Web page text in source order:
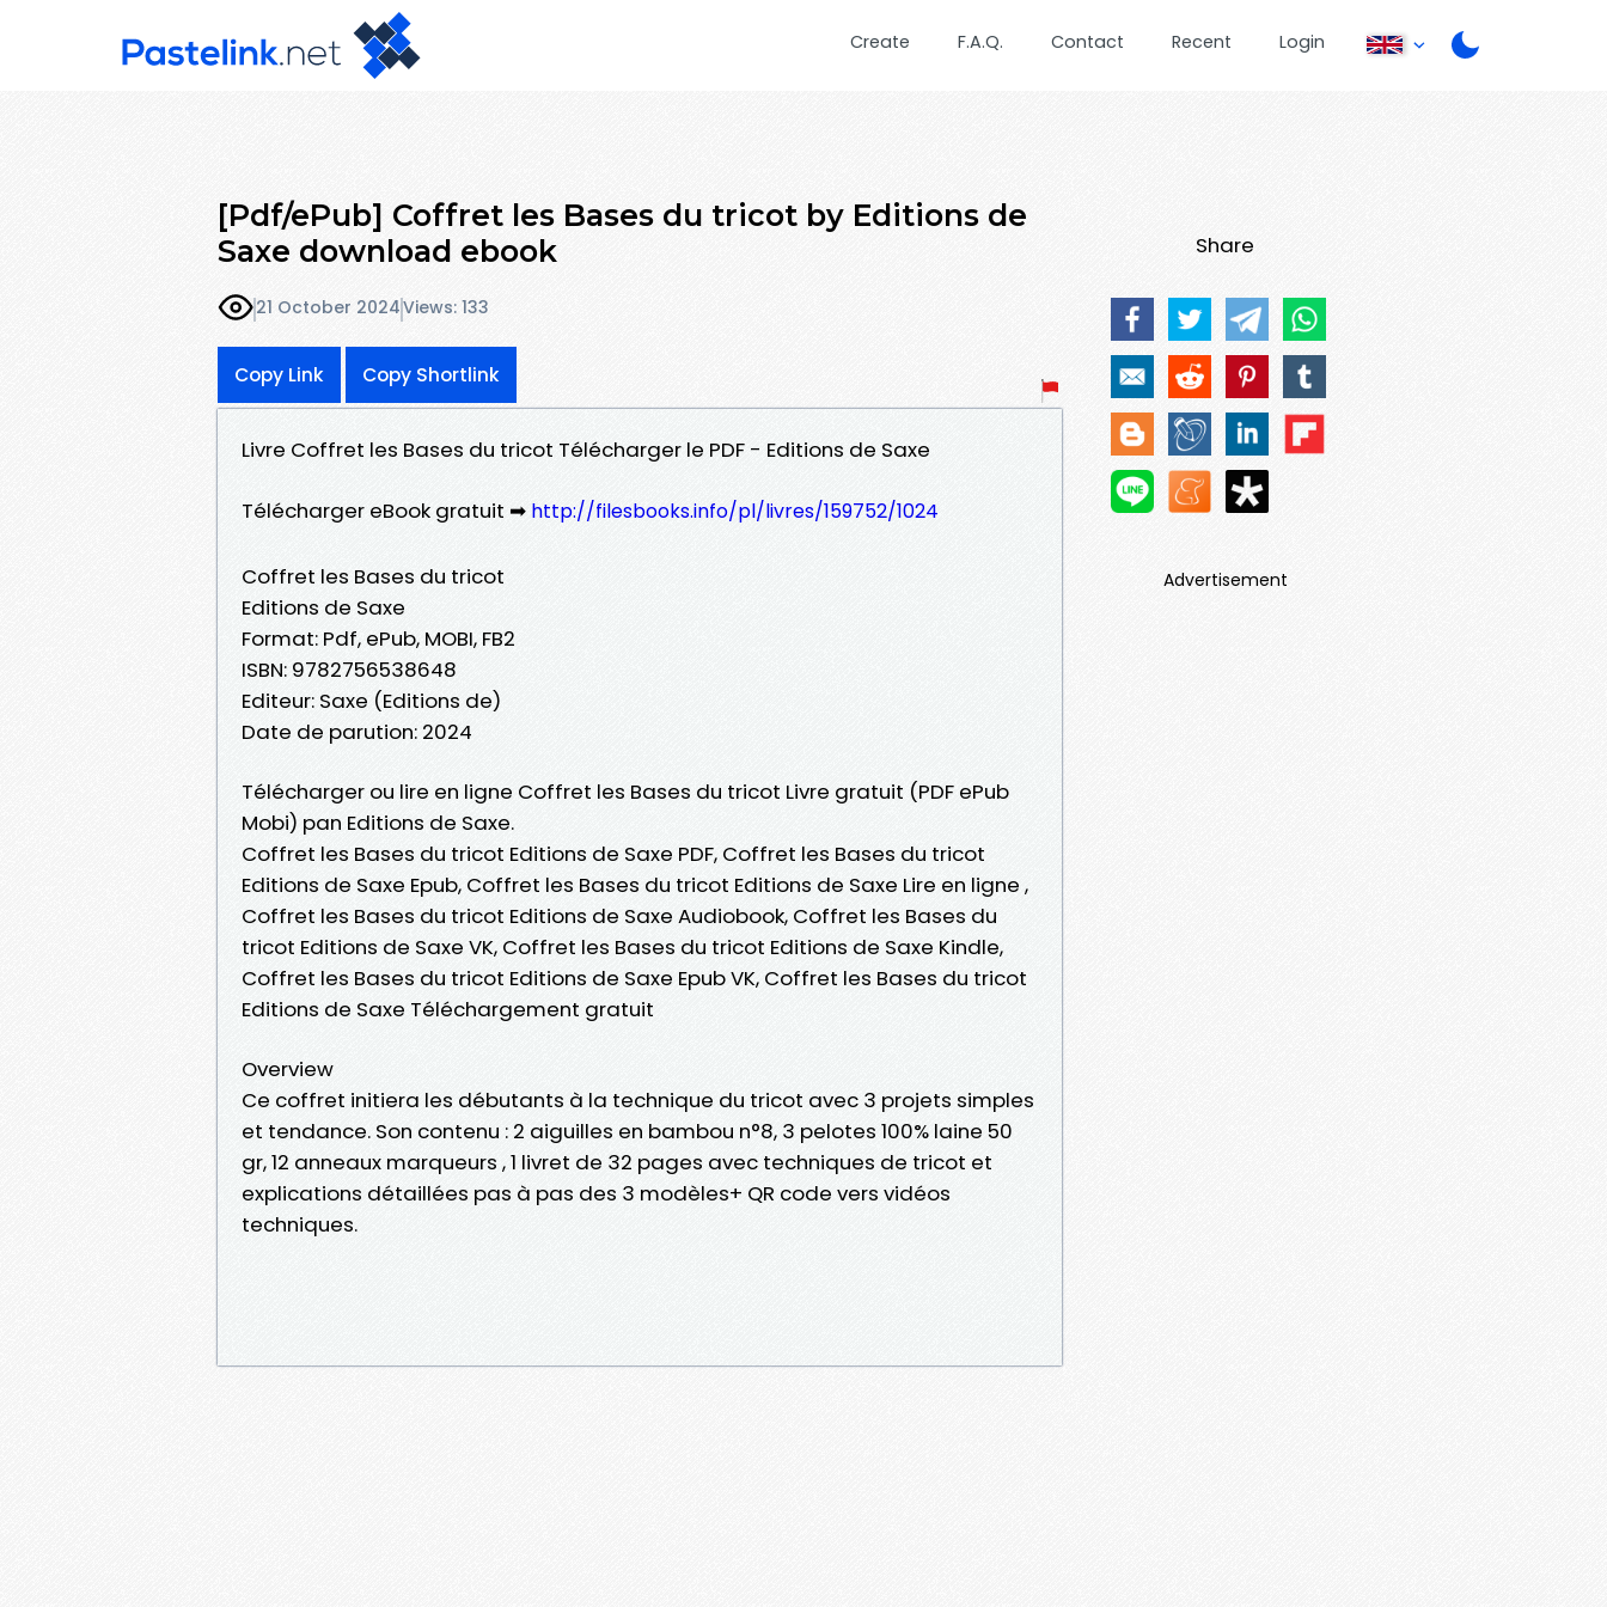
Create F.A.Q. Contact Recent Login
[Pdf/ePub] Coffret les Bases du tricot by Editions de
Saxe download ebook
21 October 2024Views: 133
Copy Link Copy Shortlink
Livre Coffret les Bases du tricot Télécharger le PDF - Editions de Saxe
Télécharger eBook gratuit ➡ http://filesbooks.info/pl/livres/159752/1024
Coffret les Bases du tricot
Editions de Saxe
Format: Pdf, ePub, MOBI, FB2
ISBN: 9782756538648
Editeur: Saxe (Editions de)
Date de parution: 2024
Télécharger ou lire en ligne Coffret les Bases du tricot Livre gratuit (PDF ePub
Mobi) pan Editions de Saxe.
Coffret les Bases du tricot Editions de Saxe PDF, Coffret les Bases du tricot
Editions de Saxe Epub, Coffret les Bases du tricot Editions de Saxe Lire en ligne ,
Coffret les Bases du tricot Editions de Saxe Audiobook, Coffret les Bases du
tricot Editions de Saxe VK, Coffret les Bases du tricot Editions de Saxe Kindle,
Coffret les Bases du tricot Editions de Saxe Epub VK, Coffret les Bases du tricot
Editions de Saxe Téléchargement gratuit
Overview
Ce coffret initiera les débutants à la technique du tricot avec 3 projets simples
et tendance. Son contenu : 2 aiguilles en bambou n°8, 3 pelotes 100% laine 50
gr, 12 anneaux marqueurs , 1 livret de 32 pages avec techniques de tricot et
explications détaillées pas à pas des 3 modèles+ QR code vers vidéos
techniques.
Share
Advertisement